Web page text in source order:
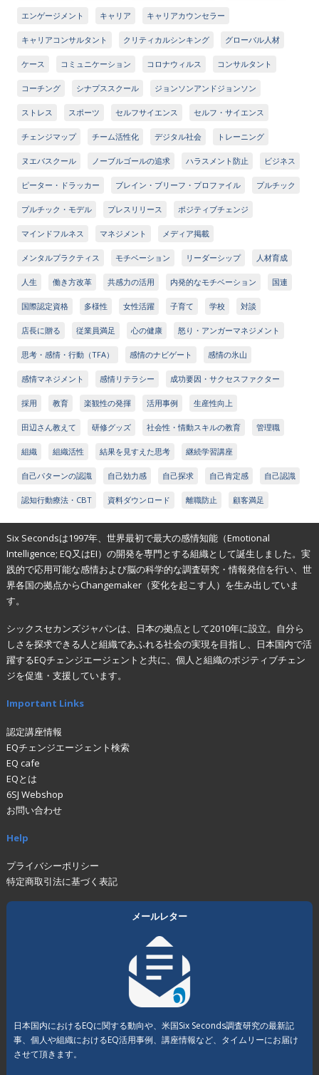
エンゲージメント キャリア キャリアカウンセラー
キャリアコンサルタント クリティカルシンキング グローバル人材
ケース コミュニケーション コロナウィルス コンサルタント
コーチング シナプススクール ジョンソンアンドジョンソン
ストレス スポーツ セルフサイエンス セルフ・サイエンス
チェンジマップ チーム活性化 デジタル社会 トレーニング
ヌエバスクール ノーブルゴールの追求 ハラスメント防止 ビジネス
ピーター・ドラッカー ブレイン・ブリーフ・プロファイル プルチック
プルチック・モデル プレスリリース ポジティブチェンジ
マインドフルネス マネジメント メディア掲載
メンタルプラクティス モチベーション リーダーシップ 人材育成
人生 働き方改革 共感力の活用 内発的なモチベーション 国連
国際認定資格 多様性 女性活躍 子育て 学校 対談
店長に贈る 従業員満足 心の健康 怒り・アンガーマネジメント
思考・感情・行動（TFA） 感情のナビゲート 感情の氷山
感情マネジメント 感情リテラシー 成功要因・サクセスファクター
採用 教育 楽観性の発揮 活用事例 生産性向上
田辺さん教えて 研修グッズ 社会性・情動スキルの教育 管理職
組織 組織活性 結果を見すえた思考 継続学習講座
自己パターンの認識 自己効力感 自己探求 自己肯定感 自己認識
認知行動療法・CBT 資料ダウンロード 離職防止 顧客満足
Six Secondsは1997年、世界最初で最大の感情知能（Emotional
Intelligence; EQ又はEI）の開発を専門とする組織として誕生しました。実
践的で応用可能な感情および脳の科学的な調査研究・情報発信を行い、世
界各国の拠点からChangemaker（変化を起こす人）を生み出していま
す。
シックスセカンズジャパンは、日本の拠点として2010年に設立。自分ら
しさを探求できる人と組織であふれる社会の実現を目指し、日本国内で活
躍するEQチェンジエージェントと共に、個人と組織のポジティブチェン
ジを促進・支援しています。
Important Links
認定講座情報
EQチェンジエージェント検索
EQ cafe
EQとは
6SJ Webshop
お問い合わせ
Help
プライバシーポリシー
特定商取引法に基づく表記
メールレター
日本国内におけるEQに関する動向や、米国Six Seconds調査研究の最新記
事、個人や組織におけるEQ活用事例、講座情報など、タイムリーにお届け
させて頂きます。